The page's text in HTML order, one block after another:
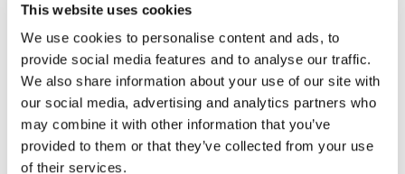
This website uses cookies
We use cookies to personalise content and ads, to
provide social media features and to analyse our traffic.
We also share information about your use of our site with
our social media, advertising and analytics partners who
may combine it with other information that you’ve
provided to them or that they’ve collected from your use
of their services.
Achternaam
Uw zakelijke e-mail